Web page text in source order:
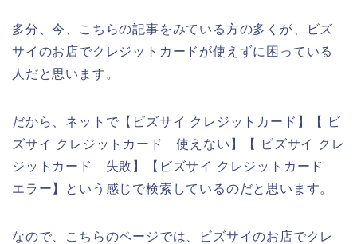
多分、今、こちらの記事をみている方の多くが、ビズ
サイのお店でクレジットカードが使えずに困っている
人だと思います。
だから、ネットで【ビズサイ クレジットカード】【 ビ
ズサイ クレジットカード 使えない】【 ビズサイ クレ
ジットカード 失敗】【ビズサイ クレジットカード
エラー】という感じで検索しているのだと思います。
なので、こちらのページでは、ビズサイのお店でクレ